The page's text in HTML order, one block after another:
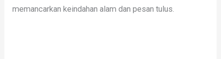
memancarkan keindahan alam dan pesan tulus.